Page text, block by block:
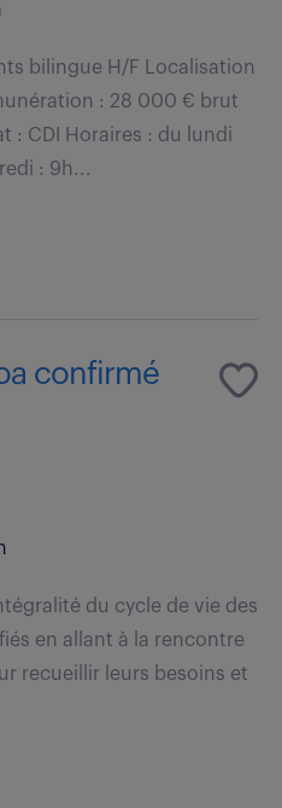
bilingue H/F Localisation
: 28 000 € brut
: CDI Horaires : du lundi
: 9h...
confirmé
du cycle de vie des
en allant à la rencontre
recueillir leurs besoins et